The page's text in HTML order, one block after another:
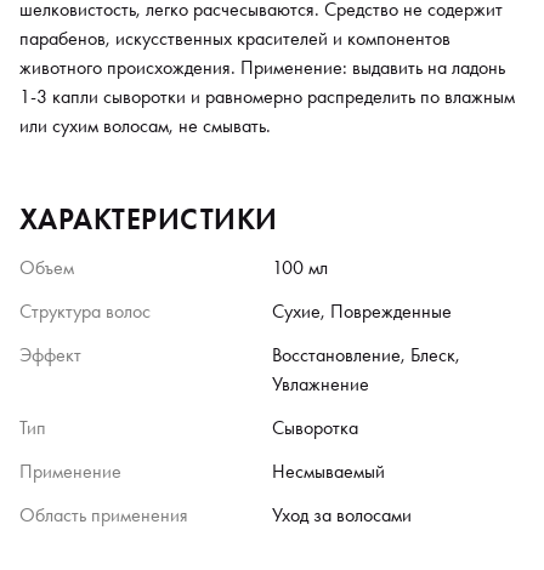
шелковистость, легко расчесываются. Средство не содержит
парабенов, искусственных красителей и компонентов
животного происхождения. Применение: выдавить на ладонь
1-3 капли сыворотки и равномерно распределить по влажным
или сухим волосам, не смывать.
ХАРАКТЕРИСТИКИ
Объем
100 мл
Структура волос
Сухие, Поврежденные
Эффект
Восстановление, Блеск,
Увлажнение
Тип
Сыворотка
Применение
Несмываемый
Область применения
Уход за волосами